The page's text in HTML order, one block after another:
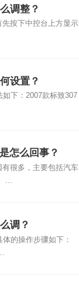
调整？
按下中控台上方显示
设置？
下：2007款标致307
怎么回事？
很多，主要包括汽车
...
调？
的操作步骤如下：